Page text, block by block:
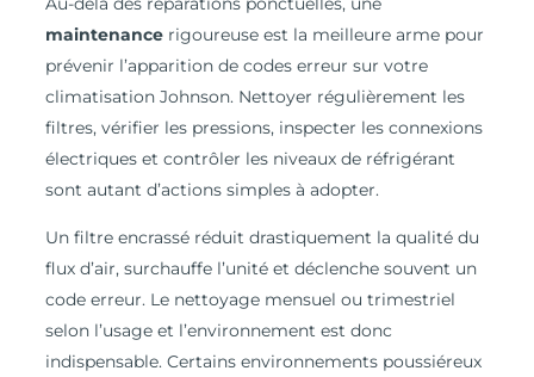
maintenancerigoureuse est la meilleure arme pour
prévenir l’apparition de codes erreur sur votre
climatisation Johnson. Nettoyer régulièrement les
filtres, vérifier les pressions, inspecter les connexions
électriques et contrôler les niveaux de réfrigérant
sont autant d’actions simples à adopter.
Un filtre encrassé réduit drastiquement la qualité du
flux d’air, surchauffe l’unité et déclenche souvent un
code erreur. Le nettoyage mensuel ou trimestriel
selon l’usage et l’environnement est donc
indispensable. Certains environnements poussiéreux